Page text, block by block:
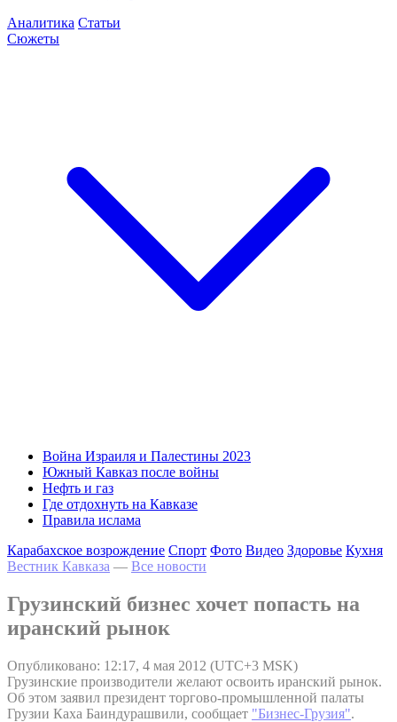
Аналитика Статьи
Сюжеты
Война Израиля и Палестины 2023
Южный Кавказ после войны
Нефть и газ
Где отдохнуть на Кавказе
Правила ислама
Карабахское возрождение Спорт Фото Видео Здоровье Кухня
Вестник Кавказа — Все новости
Грузинский бизнес хочет попасть на
иранский рынок
Опубликовано: 12:17, 4 мая 2012 (UTC+3 MSK)
Грузинские производители желают освоить иранский рынок.
Об этом заявил президент торгово-промышленной палаты
Грузии Каха Баиндурашвили, сообщает "Бизнес-Грузия".